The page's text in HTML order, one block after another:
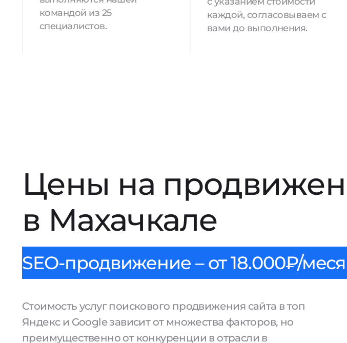
командой из 25
специалистов.
каждой, согласовываем с
вами до выполнения.
Цены на
в Махачкале
SEO-продвижение – от 18.000₽/
Стоимость услуг поискового продвижения сайта в топ
Яндекс и Google зависит от множества факторов, но
преимущественно от конкуренции в отрасли в